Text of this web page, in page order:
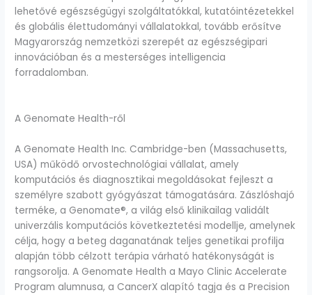
lehetővé egészségügyi szolgáltatókkal, kutatóintézetekkel
és globális élettudományi vállalatokkal, tovább erősítve
Magyarország nemzetközi szerepét az egészségipari
innovációban és a mesterséges intelligencia
forradalomban.
A Genomate Health-ről
A Genomate Health Inc. Cambridge-ben (Massachusetts,
USA) működő orvostechnológiai vállalat, amely
komputációs és diagnosztikai megoldásokat fejleszt a
személyre szabott gyógyászat támogatására. Zászlóshajó
terméke, a Genomate®, a világ első klinikailag validált
univerzális komputációs következtetési modellje, amelynek
célja, hogy a beteg daganatának teljes genetikai profilja
alapján több célzott terápia várható hatékonyságát is
rangsorolja. A Genomate Health a Mayo Clinic Accelerate
Program alumnusa, a CancerX alapító tagja és a Precision